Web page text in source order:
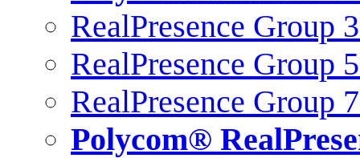
RealPresence Group
RealPresence Group
RealPresence Group
Polycom®